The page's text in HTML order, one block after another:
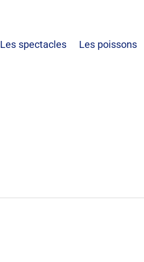
Les spectacles Les poissons